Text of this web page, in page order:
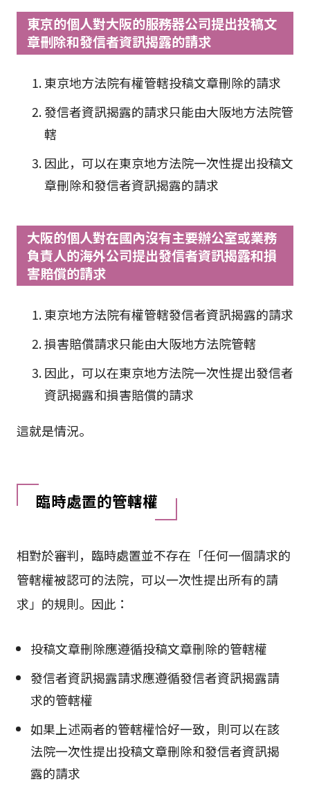
東京的個人對大阪的服務器公司提出投稿文
章刪除和發信者資訊揭露的請求
東京地方法院有權管轄投稿文章刪除的請求
發信者資訊揭露的請求只能由大阪地方法院管
轄
因此，可以在東京地方法院一次性提出投稿文
章刪除和發信者資訊揭露的請求
大阪的個人對在國內沒有主要辦公室或業務
負責人的海外公司提出發信者資訊揭露和損
害賠償的請求
東京地方法院有權管轄發信者資訊揭露的請求
損害賠償請求只能由大阪地方法院管轄
因此，可以在東京地方法院一次性提出發信者
資訊揭露和損害賠償的請求
這就是情況。
臨時處置的管轄權
相對於審判，臨時處置並不存在「任何一個請求的
管轄權被認可的法院，可以一次性提出所有的請
求」的規則。因此：
投稿文章刪除應遵循投稿文章刪除的管轄權
發信者資訊揭露請求應遵循發信者資訊揭露請
求的管轄權
如果上述兩者的管轄權恰好一致，則可以在該
法院一次性提出投稿文章刪除和發信者資訊揭
露的請求